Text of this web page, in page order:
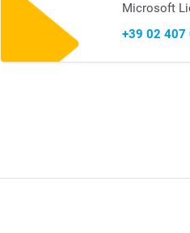
Microsoft
+39 02 407